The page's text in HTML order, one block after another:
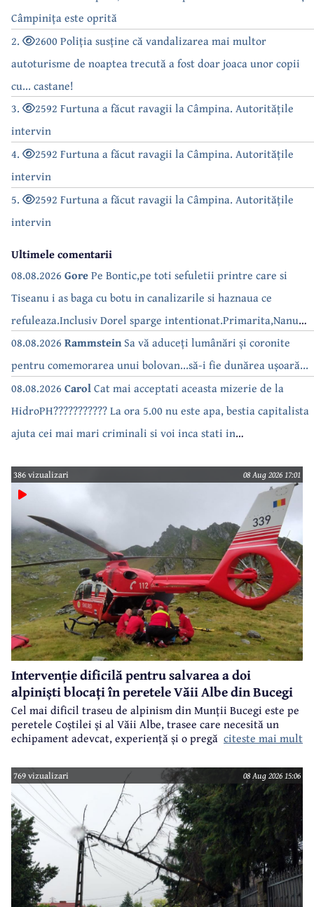
Câmpinița este oprită
2.
2600 Poliția susține că vandalizarea mai multor
autoturisme de noaptea trecută a fost doar joaca unor copii
cu... castane!
3.
2592 Furtuna a făcut ravagii la Câmpina. Autoritățile
intervin
4.
2592 Furtuna a făcut ravagii la Câmpina. Autoritățile
intervin
5.
2592 Furtuna a făcut ravagii la Câmpina. Autoritățile
intervin
Ultimele comentarii
08.08.2026 GorePe Bontic,pe toti sefuletii printre care si
Tiseanu i as baga cu botu in canalizarile si haznaua ce
refuleaza.Inclusiv Dorel sparge intentionat.Primarita,Nanu
bea apa de la robinet.Asta as intreba o si pe Izabel Mitrea
08.08.2026 RammsteinSa vă aduceți lumânări și coronite
pentru comemorarea unui bolovan...să-i fie dunărea ușoară...
08.08.2026 CarolCat mai acceptati aceasta mizerie de la
HidroPH??????????? La ora 5.00 nu este apa, bestia capitalista
ajuta cei mai mari criminali si voi inca stati in
386 vizualizari 08 Aug 2026 17:01
Intervenție dificilă pentru salvarea a doi
alpiniști blocați în peretele Văii Albe din Bucegi
Cel mai dificil traseu de alpinism din Munții Bucegi este pe
peretele Coștilei și al Văii Albe, trasee care necesită un
echipament adevcat, experiență și o pregătire specifică.
citeste mai mult
769 vizualizari 08 Aug 2026 15:06